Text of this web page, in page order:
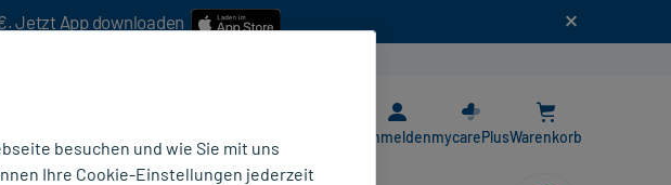
Jetzt App downloaden
AnmeldenmycarePlusWarenkorb
besuchen und wie Sie mit uns
Ihre Cookie-Einstellungen jederzeit